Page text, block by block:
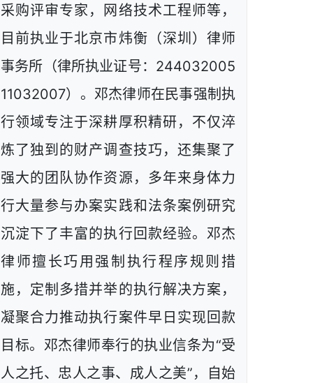
采购评审专家，网络技术工程师等，
目前执业于北京市炜衡（深圳）律师
事务所（律所执业证号：244032005
11032007）。邓杰律师在民事强制执
行领域专注于深耕厚积精研，不仅淬
炼了独到的财产调查技巧，还集聚了
强大的团队协作资源，多年来身体力
行大量参与办案实践和法条案例研究
沉淀下了丰富的执行回款经验。邓杰
律师擅长巧用强制执行程序规则措
施，定制多措并举的执行解决方案，
凝聚合力推动执行案件早日实现回款
目标。邓杰律师奉行的执业信条为“受
人之托、忠人之事、成人之美”，自始